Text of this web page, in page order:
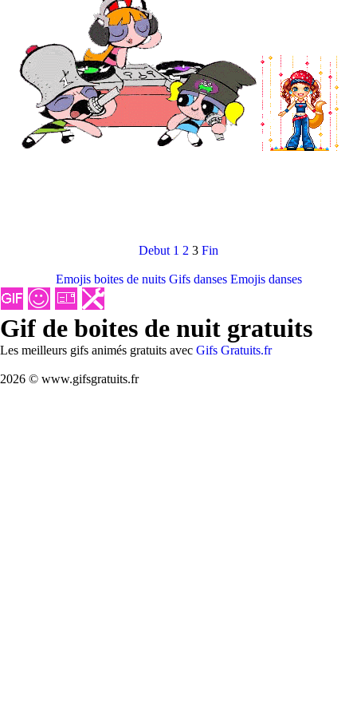
Debut 1 2 3 Fin
Emojis boites de nuits Gifs danses Emojis danses
Gif de boites de nuit gratuits
Les meilleurs gifs animés gratuits avec Gifs Gratuits.fr
2026 © www.gifsgratuits.fr